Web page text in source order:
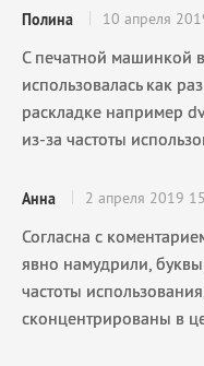
Полина 10 апреля
С печатной машинкой
использовалась как
раскладке например
из-за частоты
Анна 2 апреля 2019
Согласна с
явно намудрили,
частоты
сконцентрированы в